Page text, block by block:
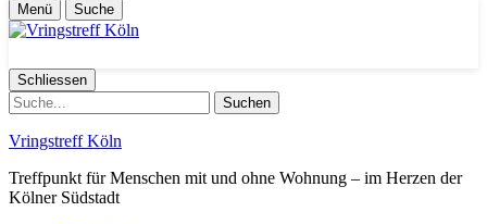
Menü Suche
Schliessen
Suche
Vringstreff Köln
Treffpunkt für Menschen mit und ohne Wohnung – im Herzen der
Kölner Südstadt